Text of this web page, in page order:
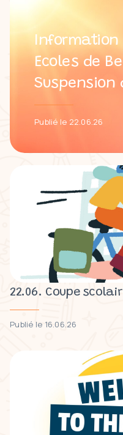
Ecoles de
Suspension
Publié le 22.06.26
22.06. Coupe
Publié le 16.06.26